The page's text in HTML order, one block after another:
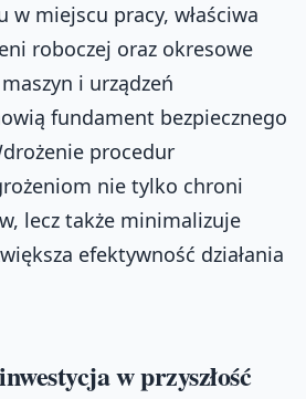
w miejscu pracy, właściwa
roboczej oraz okresowe
i urządzeń
fundament bezpiecznego
procedur
nie tylko chroni
lecz także minimalizuje
efektywność działania
w przyszłość